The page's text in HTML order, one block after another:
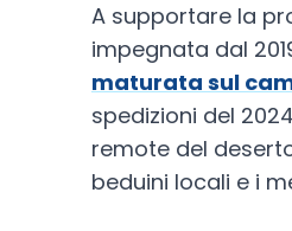
A supportare la
impegnata dal
maturata sul
spedizioni del
remote del
beduini locali e i